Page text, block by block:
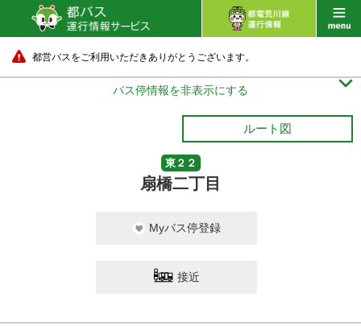
都営バスをご利用いただきありがとうございます。
バス停情報を非表示にする 
ルート図
東２２
扇橋二丁目
Myバス停登録
接近